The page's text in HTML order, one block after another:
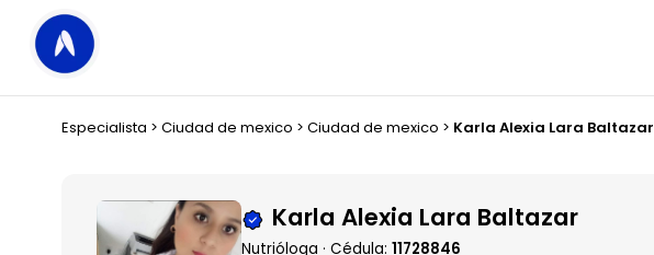
Especialista > Ciudad de mexico > Ciudad de mexico > Karla Alexia Lara Baltazar
Karla Alexia Lara Baltazar
Nutrióloga · Cédula: 11728846